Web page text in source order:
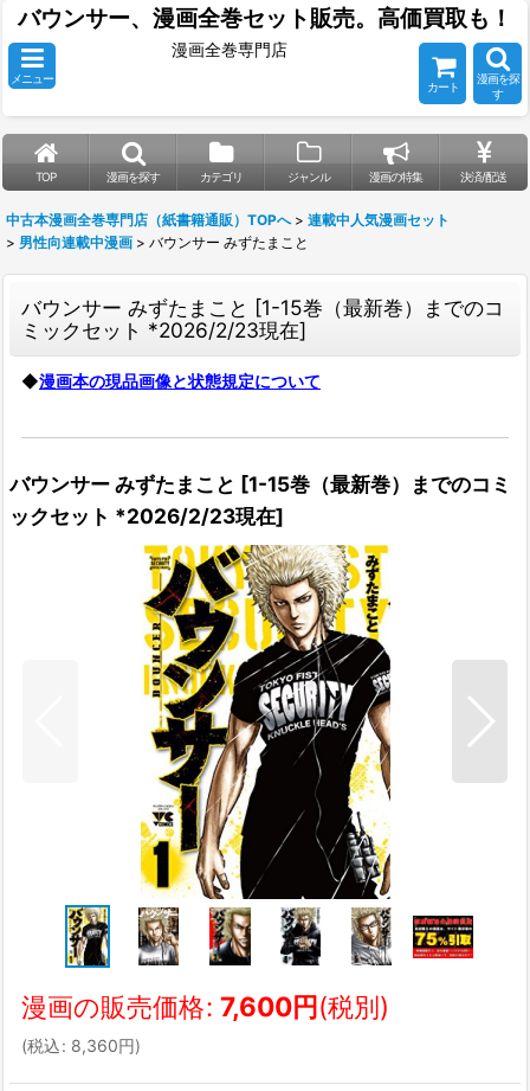
バウンサー、漫画全巻セット販売。高価買取も！
メニュー
漫画全巻専門店
カート
漫画を探
す
TOP 漫画を探す カテゴリ ジャンル 漫画の特集 決済/配送
中古本漫画全巻専門店（紙書籍通販）TOPへ > 連載中人気漫画セット
> 男性向連載中漫画 > バウンサー みずたまこと
バウンサー みずたまこと [1-15巻（最新巻）までのコ
ミックセット *2026/2/23現在]
◆漫画本の現品画像と状態規定について
バウンサー みずたまこと [1-15巻（最新巻）までのコミ
ックセット *2026/2/23現在]
漫画の販売価格: 7,600円(税別)
(税込: 8,360円)